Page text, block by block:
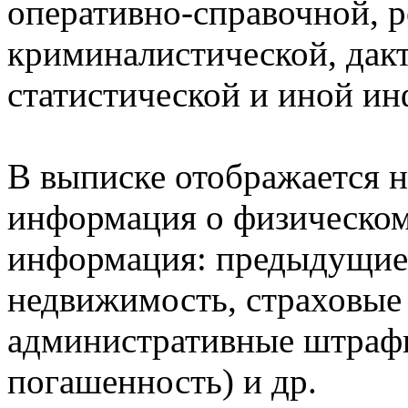
оперативно-справочной,
криминалистической,
статистической и иной
В выписке отображается
информация о
информация:
недвижимость,
административные
погашенность) и др.